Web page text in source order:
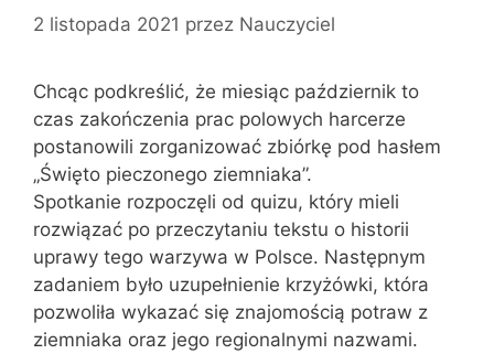
2 listopada 2021 przez Nauczyciel
Chcąc podkreślić, że miesiąc październik to
czas zakończenia prac polowych harcerze
postanowili zorganizować zbiórkę pod hasłem
„Święto pieczonego ziemniaka”.
Spotkanie rozpoczęli od quizu, który mieli
rozwiązać po przeczytaniu tekstu o historii
uprawy tego warzywa w Polsce. Następnym
zadaniem było uzupełnienie krzyżówki, która
pozwoliła wykazać się znajomością potraw z
ziemniaka oraz jego regionalnymi nazwami.